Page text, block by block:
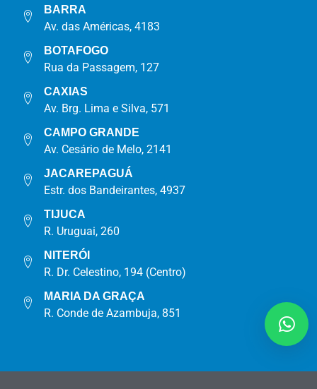
BARRA
Av. das Américas, 4183
BOTAFOGO
Rua da Passagem, 127
CAXIAS
Av. Brg. Lima e Silva, 571
CAMPO GRANDE
Av. Cesário de Melo, 2141
JACAREPAGUÁ
Estr. dos Bandeirantes, 4937
TIJUCA
R. Uruguai, 260
NITERÓI
R. Dr. Celestino, 194 (Centro)
MARIA DA GRAÇA
R. Conde de Azambuja, 851